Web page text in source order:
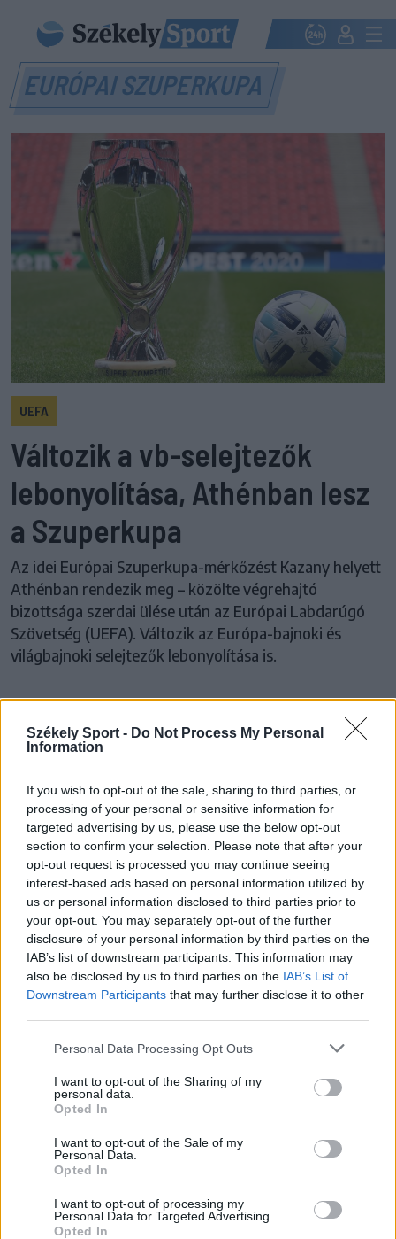
Székely Sport - Do Not Process My Personal
Information
If you wish to opt-out of the sale, sharing to third parties, or
processing of your personal or sensitive information for
targeted advertising by us, please use the below opt-out
section to confirm your selection. Please note that after your
opt-out request is processed you may continue seeing
interest-based ads based on personal information utilized by
us or personal information disclosed to third parties prior to
your opt-out. You may separately opt-out of the further
disclosure of your personal information by third parties on the
IAB’s list of downstream participants. This information may
also be disclosed by us to third parties on the IAB’s List of
Downstream Participants that may further disclose it to other
Personal Data Processing Opt Outs
I want to opt-out of the Sharing of my
personal data.
Opted In
I want to opt-out of the Sale of my
Personal Data.
Opted In
I want to opt-out of processing my
Personal Data for Targeted Advertising.
Opted In
EURÓPAI SZUPERKUPA
UEFA
Változik a vb-selejtezők
lebonyolítása, Athénban lesz
a Szuperkupa
Az idei Európai Szuperkupa-mérkőzést Kazany helyett
Athénban rendezik meg – közölte végrehajtó
bizottsága szerdai ülése után az Európai Labdarúgó
Szövetség (UEFA). Változik az Európa-bajnoki és
világbajnoki selejtezők lebonyolítása is.
Korábbi cikkek betöltése
24 ÓRA LEGOLVASOTTABB
22:03
Szabó István: négy vereség után egyre nehezebb, de
jönni fognak a jó eredmények
20:52
A gól már összejött, az áttörés még nem az FK-nak
(videóval)
14:55
Tesztmeccsen legyőzte első bajnoki ellenfelét az FK
Otthon kapott ki az újonctól a Marosvásárhelyi ASA,
a Steaua sem tudott nyerni
10:41
Kulcsjátékosok nélkül készül a Farul az FK
Csíkszereda ellen
Aranyérmek sokaságával tért haza Kőszegről a
Godako